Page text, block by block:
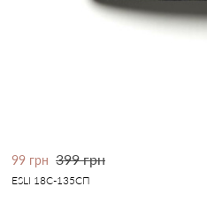
99 грн 399 грн
ESLI 18С-135СП